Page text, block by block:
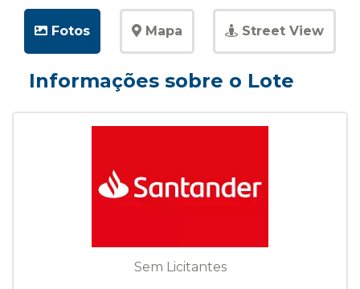
Fotos Mapa Street View
Informações sobre o Lote
Sem Licitantes